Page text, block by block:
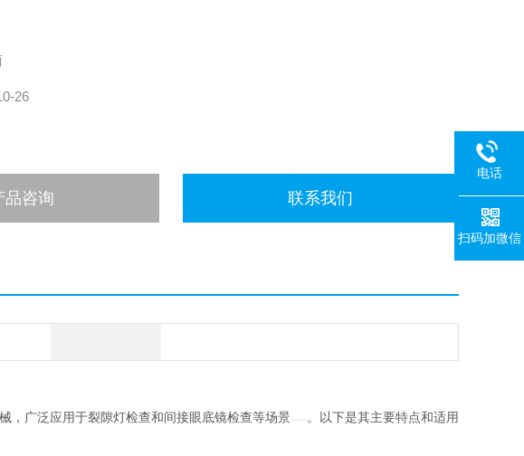
26
品咨询 联系我们
，广泛应用于裂隙灯检查和间接眼底镜检查等场景
。以下是其主要特点和适用
电话
扫码加微信